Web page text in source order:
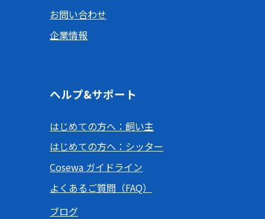
お問い合わせ
企業情報
ヘルプ&サポート
はじめての方へ：飼い主
はじめての方へ：シッター
Cosewa ガイドライン
よくあるご質問（FAQ）
ブログ